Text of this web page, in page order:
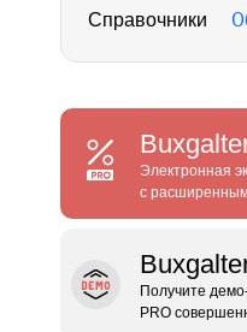
Справочники
Электронная
с
Получите
PRO